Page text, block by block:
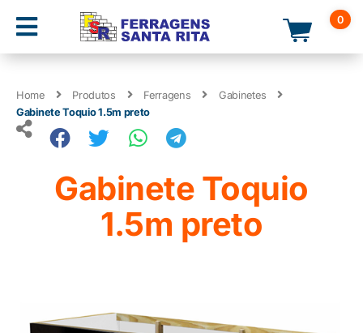
0
Home Produtos Ferragens
Gabinetes
Gabinete Toquio 1.5m preto
Gabinete Toquio
1.5m preto